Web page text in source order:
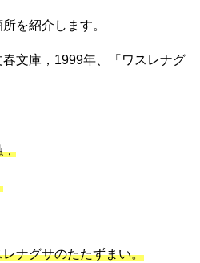
を紹介します。
文庫，1999年、「ワスレナグ
，
ナグサのたたずまい。